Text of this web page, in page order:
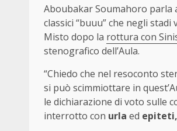
Aboubakar Soumahoro parla
classici “buuu” che negli
Misto dopo la rottura con
stenografico dell’Aula.
“Chiedo che nel resoconto
si può scimmiottare in
le dichiarazione di voto sulle
interrotto con urla ed epiteti,